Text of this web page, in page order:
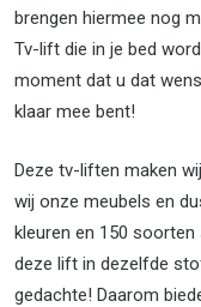
brengen hiermee nog
Tv-lift die in je bed
moment dat u dat
klaar mee bent!
Deze tv-liften maken
wij onze meubels en
kleuren en 150 soorten
deze lift in dezelfde
gedachte! Daarom